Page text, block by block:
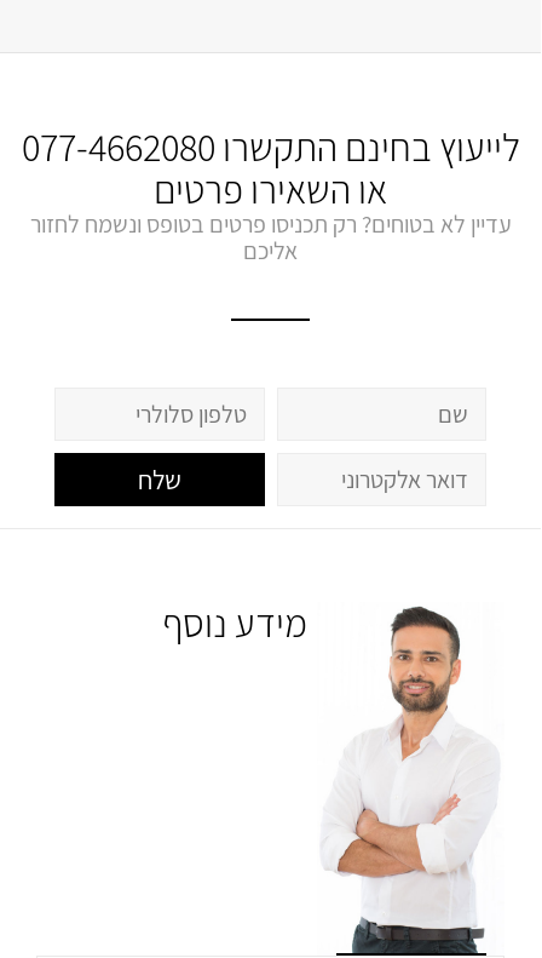
לייעוץ בחינם התקשרו 077-4662080
או השאירו פרטים
עדיין לא בטוחים? רק תכניסו פרטים בטופס ונשמח לחזור
אליכם
שלח
מידע נוסף